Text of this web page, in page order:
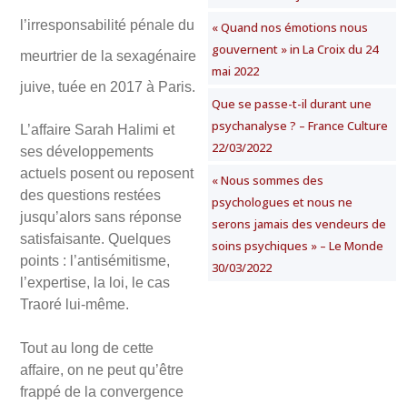
l’irresponsabilité pénale du
meurtrier de la sexagénaire
juive, tuée en 2017 à Paris.
L’affaire Sarah Halimi et
ses développements
actuels posent ou reposent
des questions restées
jusqu’alors sans réponse
satisfaisante. Quelques
points : l’antisémitisme,
l’expertise, la loi, le cas
Traoré lui-même.
Tout au long de cette
affaire, on ne peut qu’être
frappé de la convergence
« Quand nos émotions nous
gouvernent » in La Croix du 24
mai 2022
Que se passe-t-il durant une
psychanalyse ? – France Culture
22/03/2022
« Nous sommes des
psychologues et nous ne
serons jamais des vendeurs de
soins psychiques » – Le Monde
30/03/2022